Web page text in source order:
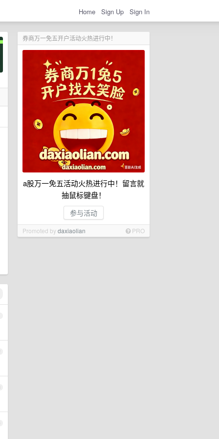
Home Sign Up Sign In
券商万一免五开户活动火热进行中！
a股万一免五活动火热进行中！留言就
抽鼠标键盘！
参与活动
Promoted bydaxiaolian PRO